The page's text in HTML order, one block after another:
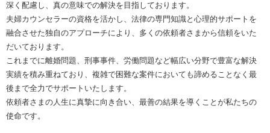
深く配慮し、真の意味での解決を目指しております。
夫婦カウンセラーの資格を活かし、法律の専門知識と心理的サポートを
融合させた独自のアプローチにより、多くの依頼者さまから信頼をいた
だいております。
これまでに離婚問題、刑事事件、労働問題など幅広い分野で豊富な解決
実績を積み重ねており、複雑で困難な案件においても諦めることなく最
後まで全力でサポートいたします。
依頼者さまの人生に真摯に向き合い、最善の結果を導くことが私たちの
使命です。